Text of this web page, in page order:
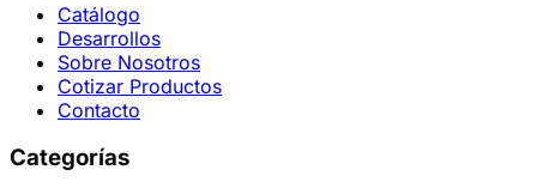
Catálogo
Desarrollos
Sobre Nosotros
Cotizar Productos
Contacto
Categorías